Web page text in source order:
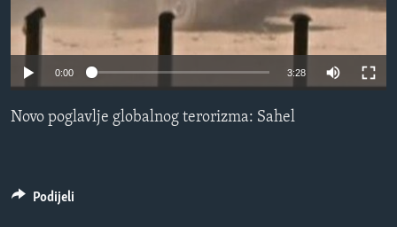
MAGAZIN
O GLASU AMERIKE
0:00 3:28
Novo poglavlje globalnog terorizma: Sahel
Podijeli